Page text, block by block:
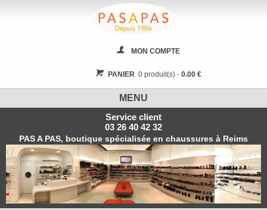
MON COMPTE
PANIER0 produit(s) - 0.00 €
MENU
Service client
03 26 40 42 32
PAS A PAS, boutique spécialisée en chaussures à Reims